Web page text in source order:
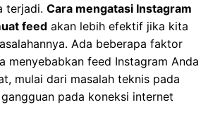
terjadi. Cara mengatasi Instagram
feed akan lebih efektif jika kita
Ada beberapa faktor
menyebabkan feed Instagram Anda
mulai dari masalah teknis pada
pada koneksi internet